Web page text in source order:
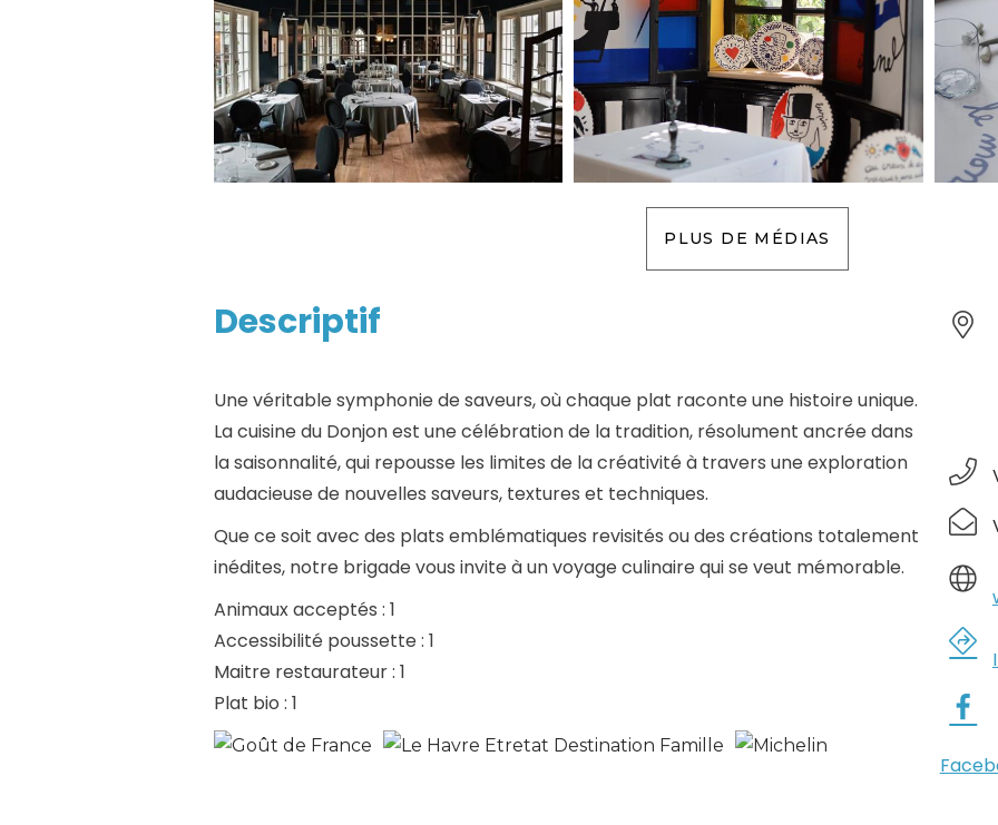
PLUS DE MÉDIAS
Descriptif
Une véritable symphonie de saveurs, où chaque plat raconte une histoire unique.
La cuisine du Donjon est une célébration de la tradition, résolument ancrée dans
la saisonnalité, qui repousse les limites de la créativité à travers une exploration
audacieuse de nouvelles saveurs, textures et techniques.
Que ce soit avec des plats emblématiques revisités ou des créations totalement
inédites, notre brigade vous invite à un voyage culinaire qui se veut mémorable.
Animaux acceptés : 1
Accessibilité poussette : 1
Maitre restaurateur : 1
Plat bio : 1